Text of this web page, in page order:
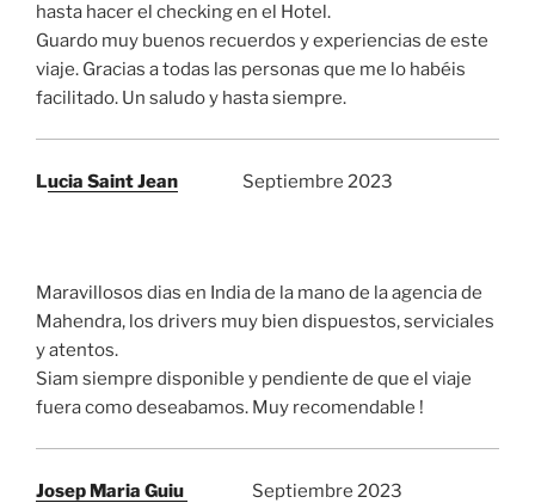
hasta hacer el checking en el Hotel.
Guardo muy buenos recuerdos y experiencias de este
viaje. Gracias a todas las personas que me lo habéis
facilitado. Un saludo y hasta siempre.
Lucia Saint Jean Septiembre 2023
Maravillosos dias en India de la mano de la agencia de
Mahendra, los drivers muy bien dispuestos, serviciales
y atentos.
Siam siempre disponible y pendiente de que el viaje
fuera como deseabamos. Muy recomendable !
Josep Maria Guiu Septiembre 2023